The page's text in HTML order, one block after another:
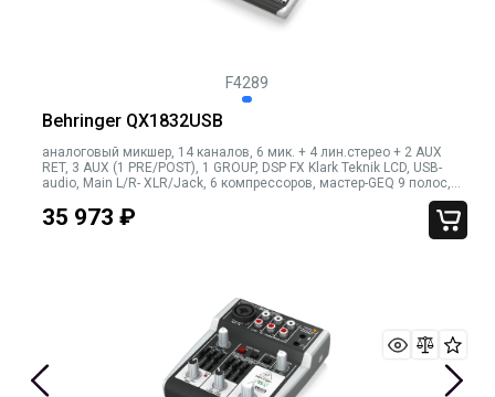
F4289
Behringer QX1832USB
аналоговый микшер, 14 каналов, 6 мик. + 4 лин.стерео + 2 AUX
RET, 3 AUX (1 PRE/POST), 1 GROUP, DSP FX Klark Teknik LCD, USB-
audio, Main L/R- XLR/Jack, 6 компрессоров, мастер-GEQ 9 полос,
35 973 ₽